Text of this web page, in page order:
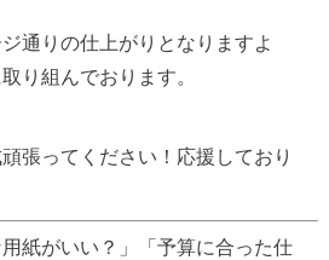
通りの仕上がりとなりますよ
り組んでおります。
張ってください！応援しており
用紙がいい？」「予算に合った仕